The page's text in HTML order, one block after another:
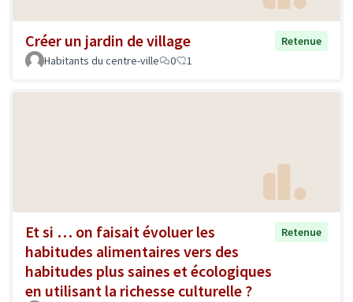
Créer un jardin de village
Retenue
Habitants du centre-ville
0 1
Et si … on faisait évoluer les
habitudes alimentaires vers des
habitudes plus saines et écologiques
en utilisant la richesse culturelle ?
Retenue